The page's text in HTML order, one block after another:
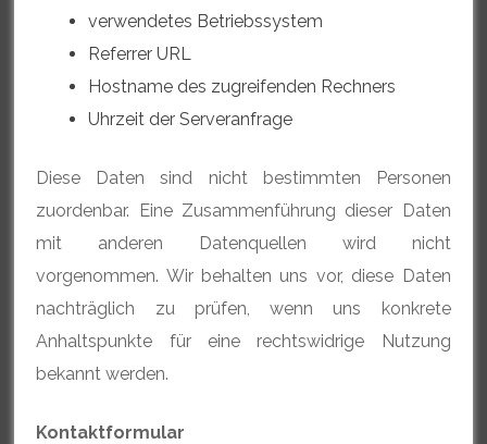
verwendetes Betriebssystem
Referrer URL
Hostname des zugreifenden Rechners
Uhrzeit der Serveranfrage
Diese Daten sind nicht bestimmten Personen
zuordenbar. Eine Zusammenführung dieser Daten
mit anderen Datenquellen wird nicht
vorgenommen. Wir behalten uns vor, diese Daten
nachträglich zu prüfen, wenn uns konkrete
Anhaltspunkte für eine rechtswidrige Nutzung
bekannt werden.
Kontaktformular